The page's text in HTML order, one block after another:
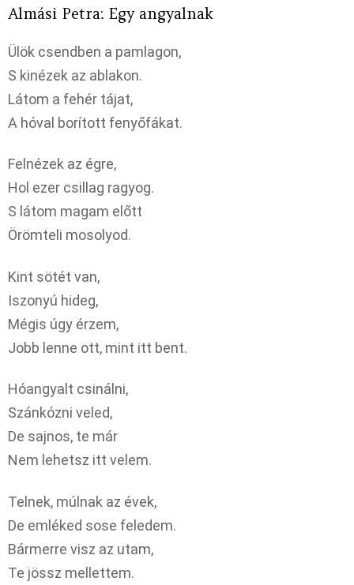
Almási Petra: Egy angyalnak
Ülök csendben a pamlagon,
S kinézek az ablakon.
Látom a fehér tájat,
A hóval borított fenyőfákat.
Felnézek az égre,
Hol ezer csillag ragyog.
S látom magam előtt
Örömteli mosolyod.
Kint sötét van,
Iszonyú hideg,
Mégis úgy érzem,
Jobb lenne ott, mint itt bent.
Hóangyalt csinálni,
Szánkózni veled,
De sajnos, te már
Nem lehetsz itt velem.
Telnek, múlnak az évek,
De emléked sose feledem.
Bármerre visz az utam,
Te jössz mellettem.